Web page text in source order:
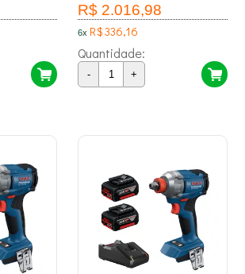
R$ 2.016,98
6x R$ 336,16
Quantidade:
- +